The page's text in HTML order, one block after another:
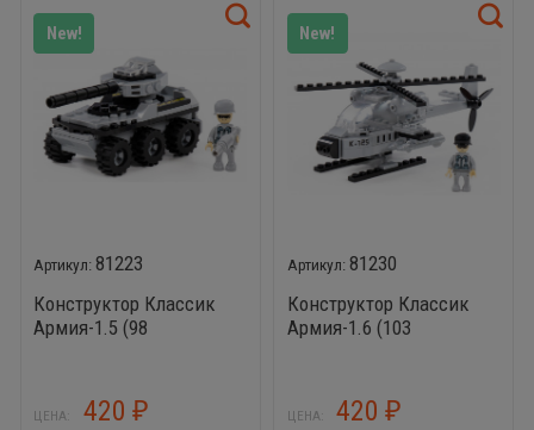
New!
81223
Конструктор Классик
Армия-1.5 (98
ЦЕНА: 420 ₽
New!
81230
Конструктор Классик
Армия-1.6 (103
ЦЕНА: 420₽